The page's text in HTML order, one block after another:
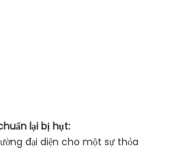
lại bị hụt:
đại diện cho một sự thỏa